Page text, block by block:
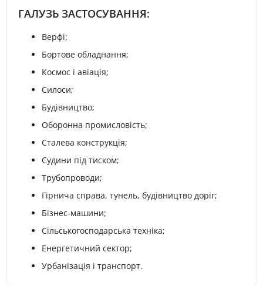
ГАЛУЗЬ ЗАСТОСУВАННЯ:
Верфі;
Бортове обладнання;
Космос і авіація;
Силоси;
Будівництво;
Оборонна промисловість;
Сталева конструкція;
Судини під тиском;
Трубопроводи;
Гірнича справа, тунель, будівництво доріг;
Бізнес-машини;
Сільськогосподарська техніка;
Енергетичний сектор;
Урбанізація і транспорт.